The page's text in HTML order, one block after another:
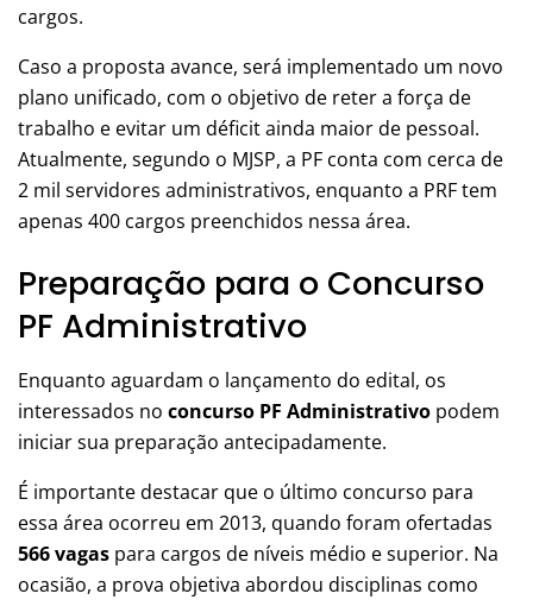
cargos.
Caso a proposta avance, será implementado um novo
plano unificado, com o objetivo de reter a força de
trabalho e evitar um déficit ainda maior de pessoal.
Atualmente, segundo o MJSP, a PF conta com cerca de
2 mil servidores administrativos, enquanto a PRF tem
apenas 400 cargos preenchidos nessa área.
Preparação para o Concurso
PF Administrativo
Enquanto aguardam o lançamento do edital, os
interessados no concurso PF Administrativo podem
iniciar sua preparação antecipadamente.
É importante destacar que o último concurso para
essa área ocorreu em 2013, quando foram ofertadas
566 vagas para cargos de níveis médio e superior. Na
ocasião, a prova objetiva abordou disciplinas como